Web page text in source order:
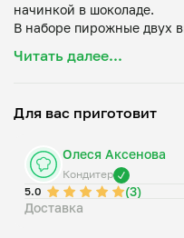
начинкой в шоколаде.
В наборе пирожные двух
коньяка, начинка -
ноткой и шоколадной
В коробке 4 пирожных с
Читать далее...
Для вас приготовит
Олеся Аксенова
Кондитер
5.0
(3)
Доставка